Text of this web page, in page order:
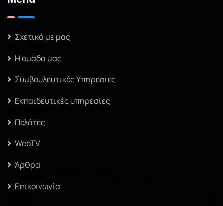
Σχετικά με μας
Η ομάδα μας
Συμβουλευτικές Υπηρεσίες
Εκπαιδευτικές υπηρεσίες
Πελάτες
WebTV
Άρθρα
Επικοινωνία